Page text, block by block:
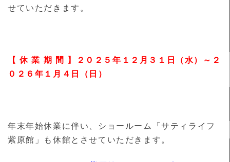
せていただきます。
【 休 業 期 間 】２０２５年１２月３１日（水）～２
０２６年１月４日（日）
年末年始休業に伴い、ショールーム「サティライフ
紫原館」も休館とさせていただきます。